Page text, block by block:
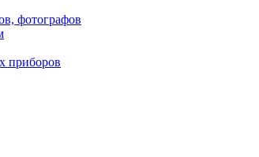
фотографов
приборов